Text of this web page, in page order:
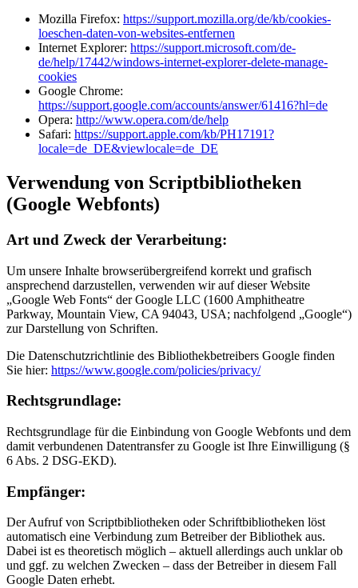
Mozilla Firefox: https://support.mozilla.org/de/kb/cookies-
loeschen-daten-von-websites-entfernen
Internet Explorer: https://support.microsoft.com/de-
de/help/17442/windows-internet-explorer-delete-manage-
cookies
Google Chrome:
https://support.google.com/accounts/answer/61416?hl=de
Opera: http://www.opera.com/de/help
Safari: https://support.apple.com/kb/PH17191?
locale=de_DE&viewlocale=de_DE
Verwendung von Scriptbibliotheken
(Google Webfonts)
Art und Zweck der Verarbeitung:
Um unsere Inhalte browserübergreifend korrekt und grafisch
ansprechend darzustellen, verwenden wir auf dieser Website
„Google Web Fonts“ der Google LLC (1600 Amphitheatre
Parkway, Mountain View, CA 94043, USA; nachfolgend „Google“)
zur Darstellung von Schriften.
Die Datenschutzrichtlinie des Bibliothekbetreibers Google finden
Sie hier: https://www.google.com/policies/privacy/
Rechtsgrundlage:
Rechtsgrundlage für die Einbindung von Google Webfonts und dem
damit verbundenen Datentransfer zu Google ist Ihre Einwilligung (§
6 Abs. 2 DSG-EKD).
Empfänger:
Der Aufruf von Scriptbibliotheken oder Schriftbibliotheken löst
automatisch eine Verbindung zum Betreiber der Bibliothek aus.
Dabei ist es theoretisch möglich – aktuell allerdings auch unklar ob
und ggf. zu welchen Zwecken – dass der Betreiber in diesem Fall
Google Daten erhebt.